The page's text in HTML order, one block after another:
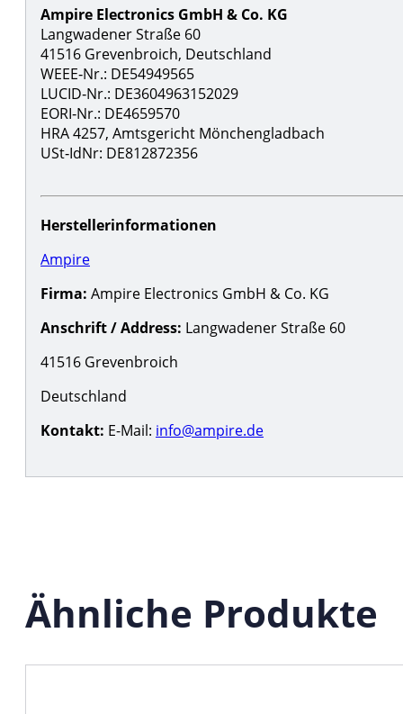
Ampire Electronics GmbH & Co. KG
Langwadener Straße 60
41516 Grevenbroich, Deutschland
WEEE‑Nr.: DE54949565
LUCID‑Nr.: DE3604963152029
EORI‑Nr.: DE4659570
HRA 4257, Amtsgericht Mönchengladbach
USt‑IdNr: DE812872356
Herstellerinformationen
Ampire
Firma: Ampire Electronics GmbH & Co. KG
Anschrift / Address: Langwadener Straße 60
41516 Grevenbroich
Deutschland
Kontakt: E-Mail: info@ampire.de
Ähnliche Produkte